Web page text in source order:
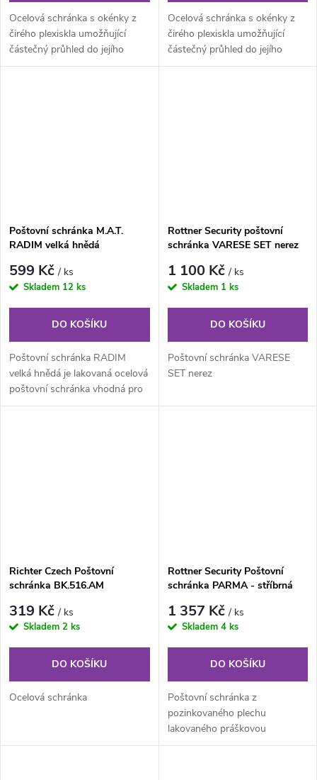
Ocelová schránka s okénky z
čirého plexiskla umožňující
částečný průhled do jejího
vnitřku a tubusem na
Ocelová schránka s okénky z
čirého plexiskla umožňující
částečný průhled do jejího
vnitřku
Poštovní schránka M.A.T.
RADIM velká hnědá
599 Kč/ ks
Skladem 12 ks
DO KOŠÍKU
Poštovní schránka RADIM
velká hnědá je lakovaná ocelová
poštovní schránka vhodná pro
použití do nástěnných...
Rottner Security poštovní
schránka VARESE SET nerez
1 100 Kč/ ks
Skladem 1 ks
DO KOŠÍKU
Poštovní schránka VARESE
SET nerez
Richter Czech Poštovní
schránka BK.516.AM
319 Kč/ ks
Skladem 2 ks
DO KOŠÍKU
Ocelová schránka
Rottner Security Poštovní
schránka PARMA - stříbrná
1 357 Kč/ ks
Skladem 4 ks
DO KOŠÍKU
Poštovní schránka z
pozinkovaného plechu
lakovaného práškovou
vypalovací barvou barvy